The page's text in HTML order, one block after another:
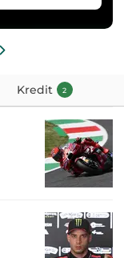
Kredit 2